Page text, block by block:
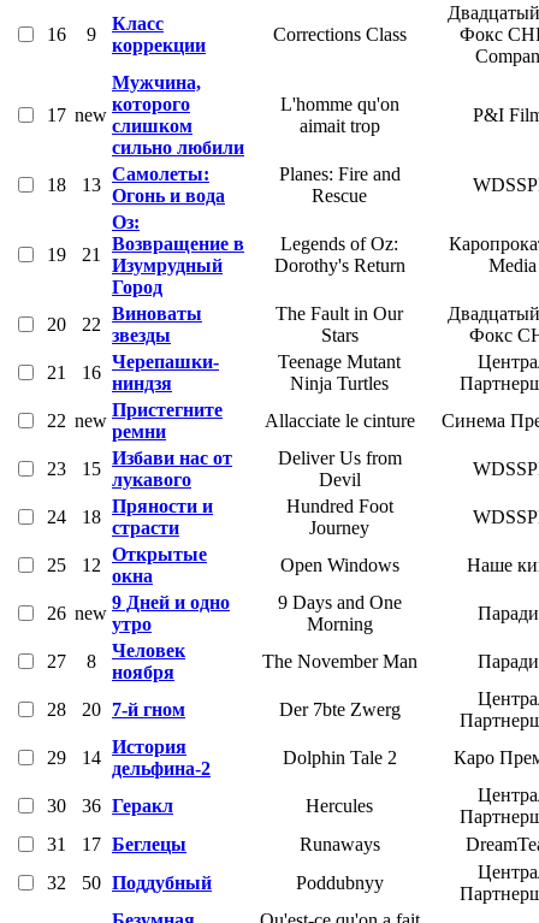
16 9
Класс
коррекции
Corrections Class
Фокс
17 new
Мужчина,
которого
слишком
сильно любили
L'homme qu'on
aimait trop
P&I
18 13
Самолеты:
Огонь и вода
Planes: Fire and
Rescue
19 21
Оз:
Возвращение в
Изумрудный
Город
Legends of Oz:
Dorothy's Return
Media
20 22
Виноваты
звезды
The Fault in Our
Stars
Фокс
21
16
Черепашки-
ниндзя
Teenage Mutant
Ninja Turtles
22 new
Пристегните
ремни
Allacciate le cinture Синема
23 15
Избави нас от
лукавого
Deliver Us from
Devil
24 18
Пряности и
страсти
Hundred Foot
Journey
25 12
Открытые
окна
Open Windows Наше
26 new
9 Дней и одно
утро
9 Days and One
Morning
27 8
Человек
ноября
The November Man
28 20 7-й гном Der 7bte Zwerg
29
14
История
дельфина-2
Dolphin Tale 2 Каро
30 36 Геракл Hercules
31
17 Беглецы Runaways
32
50 Поддубный Poddubnyy